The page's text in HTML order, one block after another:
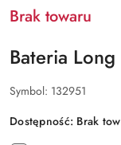
Brak towaru
Bateria
Symbol: 132951
Dostępność: Brak